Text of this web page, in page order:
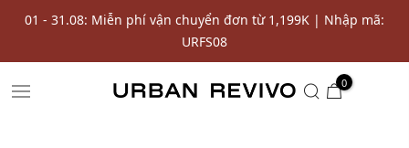
vận chuyển đơn từ 1,199K | Nhập mã:
Nhập URPAY | Giảm
0
SALE